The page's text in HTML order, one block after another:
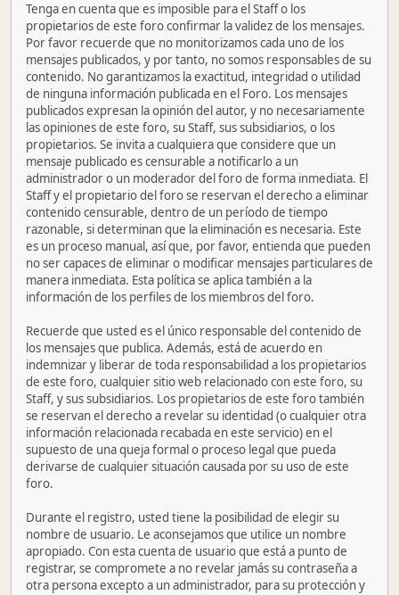
Tenga en cuenta que es imposible para el Staff o los
propietarios de este foro confirmar la validez de los mensajes.
Por favor recuerde que no monitorizamos cada uno de los
mensajes publicados, y por tanto, no somos responsables de su
contenido. No garantizamos la exactitud, integridad o utilidad
de ninguna información publicada en el Foro. Los mensajes
publicados expresan la opinión del autor, y no necesariamente
las opiniones de este foro, su Staff, sus subsidiarios, o los
propietarios. Se invita a cualquiera que considere que un
mensaje publicado es censurable a notificarlo a un
administrador o un moderador del foro de forma inmediata. El
Staff y el propietario del foro se reservan el derecho a eliminar
contenido censurable, dentro de un período de tiempo
razonable, si determinan que la eliminación es necesaria. Este
es un proceso manual, así que, por favor, entienda que pueden
no ser capaces de eliminar o modificar mensajes particulares de
manera inmediata. Esta política se aplica también a la
información de los perfiles de los miembros del foro.
Recuerde que usted es el único responsable del contenido de
los mensajes que publica. Además, está de acuerdo en
indemnizar y liberar de toda responsabilidad a los propietarios
de este foro, cualquier sitio web relacionado con este foro, su
Staff, y sus subsidiarios. Los propietarios de este foro también
se reservan el derecho a revelar su identidad (o cualquier otra
información relacionada recabada en este servicio) en el
supuesto de una queja formal o proceso legal que pueda
derivarse de cualquier situación causada por su uso de este
foro.
Durante el registro, usted tiene la posibilidad de elegir su
nombre de usuario. Le aconsejamos que utilice un nombre
apropiado. Con esta cuenta de usuario que está a punto de
registrar, se compromete a no revelar jamás su contraseña a
otra persona excepto a un administrador, para su protección y